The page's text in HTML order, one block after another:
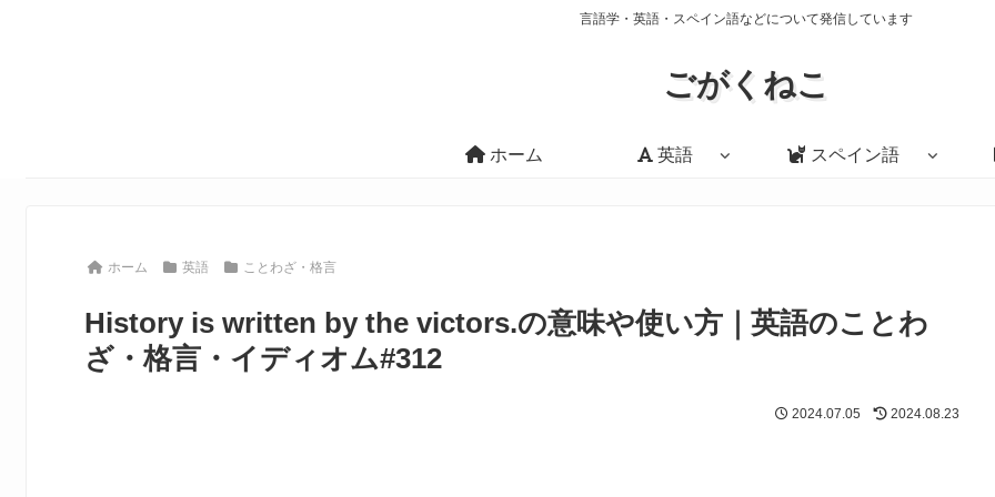
言語学・英語・スペイン語などについて発信しています
ごがくねこ
ホーム 英語 スペイン語
ホーム 英語 ことわざ・格言
History is written by the victors.の意味や使い方｜英語のことわ
ざ・格言・イディオム#312
2024.07.05 2024.08.23